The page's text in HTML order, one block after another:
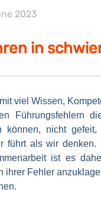
2023
in
viel Wissen,
Führungsfehlern
können, nicht
führt als wir denken.
ist es
ihrer Fehler